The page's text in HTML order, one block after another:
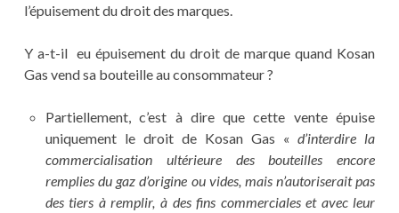
l’épuisement du droit des marques.
Y a-t-il eu épuisement du droit de marque quand Kosan
Gas vend sa bouteille au consommateur ?
Partiellement, c’est à dire que cette vente épuise
uniquement le droit de Kosan Gas «d’interdire la
commercialisation ultérieure des bouteilles encore
remplies du gaz d’origine ou vides, mais n’autoriserait pas
des tiers à remplir, à des fins commerciales et avec leur